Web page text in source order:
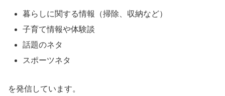
暮らしに関する情報（掃除、収納など）
子育て情報や体験談
話題のネタ
スポーツネタ
を発信しています。